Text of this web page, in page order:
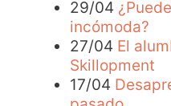
29/04
incómoda?
27/04 El
Skillopment
17/04